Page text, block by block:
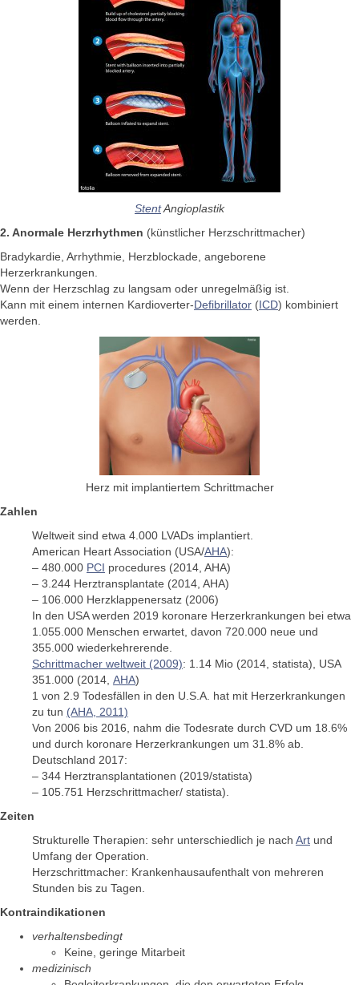
StentAngioplastik
2. Anormale Herzrhythmen (künstlicher Herzschrittmacher)
Bradykardie, Arrhythmie, Herzblockade, angeborene
Herzerkrankungen.
Wenn der Herzschlag zu langsam oder unregelmäßig ist.
Kann mit einem internen Kardioverter-Defibrillator (ICD) kombiniert
werden.
Herz mit implantiertem Schrittmacher
Zahlen
Weltweit sind etwa 4.000 LVADs implantiert.
American Heart Association (USA/AHA):
– 480.000 PCI procedures (2014, AHA)
– 3.244 Herztransplantate (2014, AHA)
– 106.000 Herzklappenersatz (2006)
In den USA werden 2019 koronare Herzerkrankungen bei etwa
1.055.000 Menschen erwartet, davon 720.000 neue und
355.000 wiederkehrerende.
Schrittmacher weltweit (2009): 1.14 Mio (2014, statista), USA
351.000 (2014, AHA)
1 von 2.9 Todesfällen in den U.S.A. hat mit Herzerkrankungen
zu tun (AHA, 2011)
Von 2006 bis 2016, nahm die Todesrate durch CVD um 18.6%
und durch koronare Herzerkrankungen um 31.8% ab.
Deutschland 2017:
– 344 Herztransplantationen (2019/statista)
– 105.751 Herzschrittmacher/ statista).
Zeiten
Strukturelle Therapien: sehr unterschiedlich je nach Art und
Umfang der Operation.
Herzschrittmacher: Krankenhausaufenthalt von mehreren
Stunden bis zu Tagen.
Kontraindikationen
verhaltensbedingt
Keine, geringe Mitarbeit
medizinisch